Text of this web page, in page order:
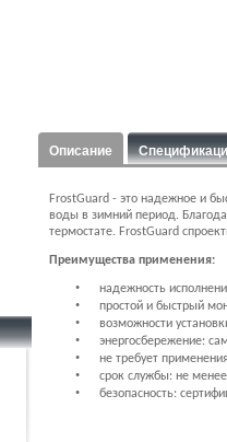
Описание
FrostGuard - это надежное и
воды в зимний период.
термостате. FrostGuard
Преимущества применения:
• надежность
• простой и быстрый
• возможности
• энергосбережение:
• не требует
• срок службы: не
• безопасность: